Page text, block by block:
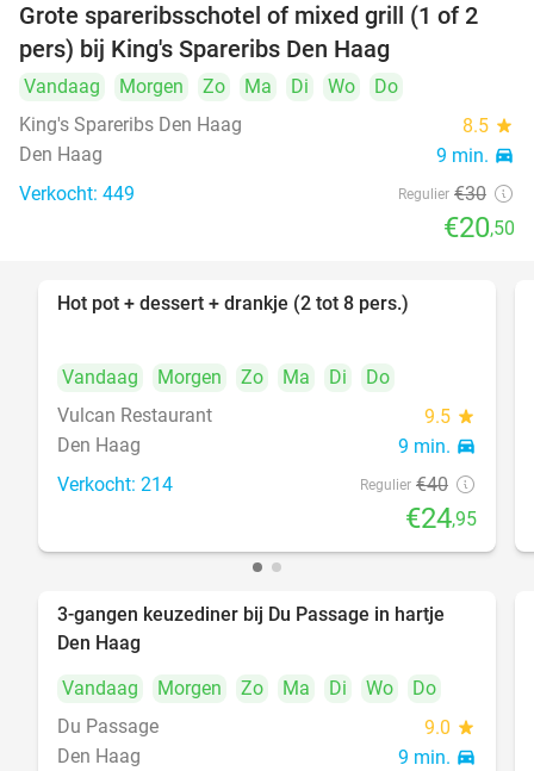
32%
Grote spareribsschotel of mixed grill (1 of 2
pers) bij King's Spareribs Den Haag
Vandaag Morgen Zo Ma Di Wo
Do
King's Spareribs Den Haag
8.5 star
Den Haag 9 min. directions_car
Verkocht: 449 Regulier €30
€20,50
Hot pot + dessert + drankje (2 tot 8 pers.)
Vandaag Morgen Zo Ma Di
Do
Vulcan Restaurant
9.5 star
Den Haag 9 min. directions_car
Verkocht: 214 Regulier €40
€24,95
47%
3-gangen keuzediner bij Du Passage in hartje
Den Haag
Vandaag
Morgen Zo Ma Di Wo
Do
Du Passage
9.0 star
Den Haag 9 min. directions_car